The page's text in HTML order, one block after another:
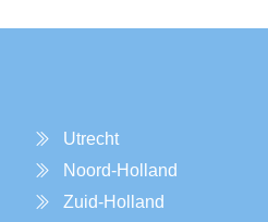
Utrecht
Noord-Holland
Zuid-Holland